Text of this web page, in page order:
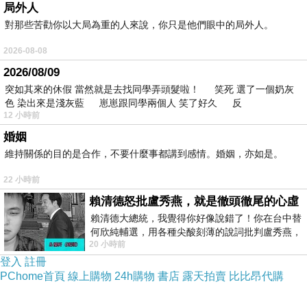
局外人
對那些苦勸你以大局為重的人來說，你只是他們眼中的局外人。
2026-08-08
2026/08/09
突如其來的休假 當然就是去找同學弄頭髮啦！ 笑死 選了一個奶灰
色 染出來是淺灰藍 崽崽跟同學兩個人 笑了好久 反
12 小時前
婚姻
維持關係的目的是合作，不要什麼事都講到感情。婚姻，亦如是。
22 小時前
賴清德怒批盧秀燕，就是徹頭徹尾的心虛
賴清德大總統，我覺得你好像說錯了！你在台中替
何欣純輔選，用各種尖酸刻薄的說詞批判盧秀燕，
罵她施政滿意度輸給陳其邁，甚至還說盧
20 小時前
登入 註冊
PChome首頁 線上購物 24h購物 書店 露天拍賣 比比昂代購